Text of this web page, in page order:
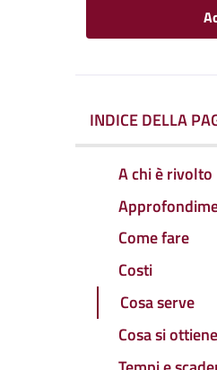
INDICE DELLA
A chi è rivolto
Come fare
Costi
Cosa serve
Cosa si ottiene